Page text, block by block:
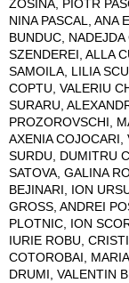
ZOSINA, PIOTR
NINA PASCAL, ANA
BUNDUC,
SZENDEREI, ALLA
SAMOILA, LILIA
COPTU, VALERIU
SURARU,
PROZOROVSCHI,
AXENIA COJOCARI,
SURDU, DUMITRU
SATOVA, GALINA
BEJINARI, ION
GROSS, ANDREI
PLOTNIC, ION
IURIE ROBU,
COTOROBAI,
DRUMI, VALENTIN